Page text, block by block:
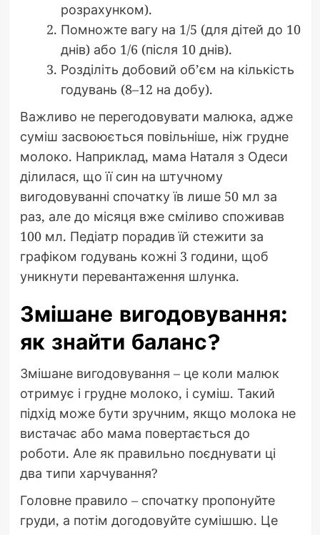
розрахунком).
Помножте вагу на 1/5 (для дітей до 10
днів) або 1/6 (після 10 днів).
Розділіть добовий об’єм на кількість
годувань (8–12 на добу).
Важливо не перегодовувати малюка, адже
суміш засвоюється повільніше, ніж грудне
молоко. Наприклад, мама Наталя з Одеси
ділилася, що її син на штучному
вигодовуванні спочатку їв лише 50 мл за
раз, але до місяця вже сміливо споживав
100 мл. Педіатр порадив їй стежити за
графіком годувань кожні 3 години, щоб
уникнути перевантаження шлунка.
Змішане вигодовування:
як знайти баланс?
Змішане вигодовування – це коли малюк
отримує і грудне молоко, і суміш. Такий
підхід може бути зручним, якщо молока не
вистачає або мама повертається до
роботи. Але як правильно поєднувати ці
два типи харчування?
Головне правило – спочатку пропонуйте
груди, а потім догодовуйте сумішшю. Це